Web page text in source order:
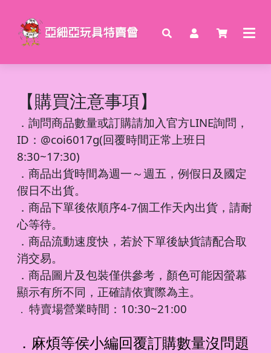
【購買注意事項】
． 詢問商品數量或訂購請加入官方LINE詢問，
ID：@coi6017g(回覆時間正常上班日
8:30~17:30)
．商品出貨時間為週一～週五，例假日及國定
假日不出貨。
．商品下單後依順序4-7個工作天內出貨，請耐
心等待。
．商品流動速度快，若於下單後缺貨請配合取
消交易。
．商品圖片及包裝僅供參考，顏色可能因螢幕
顯示有所不同，正確請依實際為主。
． 特賣場營業時間：10:30~21:00
．麻煩等侯小編回覆訂購數量沒問題